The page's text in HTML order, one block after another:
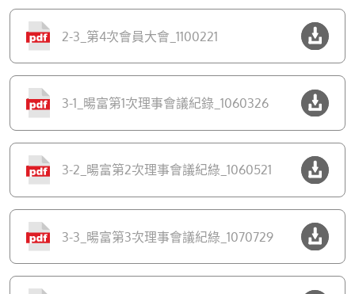
2-3_第4次會員大會_1100221
3-1_暘富第1次理事會議紀錄_1060326
3-2_暘富第2次理事會議紀綠_1060521
3-3_暘富第3次理事會議紀綠_1070729